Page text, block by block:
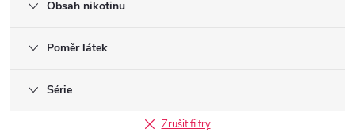
Obsah nikotinu
Poměr látek
Série
Zrušit filtry